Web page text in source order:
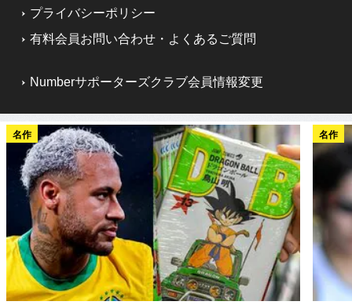
プライバシーポリシー
有料会員お問い合わせ・よくあるご質問
Numberサポーターズクラブ会員情報変更
名作 名作